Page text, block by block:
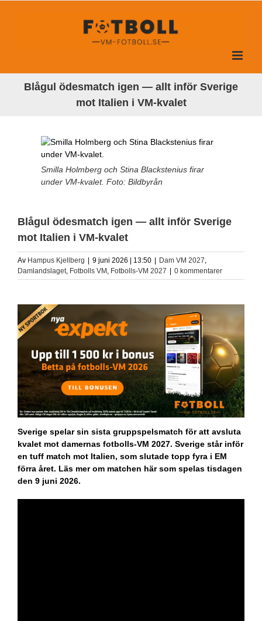
Blågul ödesmatch igen — allt inför Sverige
mot Italien i VM-kvalet
Smilla Holmberg och Stina Blackstenius firar
under VM-kvalet. Foto: Bildbyrån
Blågul ödesmatch igen — allt inför Sverige
mot Italien i VM-kvalet
Av Hampus Kjellberg | 9 juni 2026 | 13:50 | Dam VM 2027,
Damlandslaget, Fotbolls VM, Fotbolls-VM 2027 | 0 kommentarer
Sverige spelar sin sista gruppspelsmatch för att avsluta
kvalet mot damernas fotbolls-VM 2027. Sverige står inför
en tuff match mot Italien, som slutade topp fyra i EM
förra året. Läs mer om matchen här som spelas tisdagen
den 9 juni 2026.